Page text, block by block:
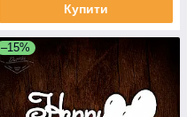
Купити
–15%